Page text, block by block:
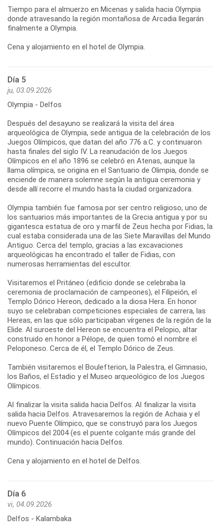
Tiempo para el almuerzo en Micenas y salida hacia Olympia
donde atravesando la región montañosa de Arcadia llegarán
finalmente a Olympia.
Cena y alojamiento en el hotel de Olympia.
Día 5
ju, 03.09.2026
Olympia - Delfos
Después del desayuno se realizará la visita del área
arqueológica de Olympia, sede antigua de la celebración de los
Juegos Olímpicos, que datan del año 776 a.C. y continuaron
hasta finales del siglo IV. La reanudación de los Juegos
Olímpicos en el año 1896 se celebró en Atenas, aunque la
llama olímpica, se origina en el Santuario de Olimpia, donde se
enciende de manera solemne según la antigua ceremonia y
desde allí recorre el mundo hasta la ciudad organizadora.
Olympia también fue famosa por ser centro religioso, uno de
los santuarios más importantes de la Grecia antigua y por su
gigantesca estatua de oro y marfil de Zeus hecha por Fidias, la
cual estaba considerada una de las Siete Maravillas del Mundo
Antiguo. Cerca del templo, gracias a las excavaciones
arqueológicas ha encontrado el taller de Fidias, con
numerosas herramientas del escultor.
Visitaremos el Pritáneo (edificio donde se celebraba la
ceremonia de proclamación de campeones), el Filipeión, el
Templo Dórico Hereon, dedicado a la diosa Hera. En honor
suyo se celebraban competiciones especiales de carrera, las
Hereas, en las que sólo participaban vírgenes de la región de la
Elide. Al suroeste del Hereon se encuentra el Pelopio, altar
construido en honor a Pélope, de quien tomó el nombre el
Peloponeso. Cerca de él, el Templo Dórico de Zeus.
También visitaremos el Boulefterion, la Palestra, el Gimnasio,
los Baños, el Estadio y el Museo arqueológico de los Juegos
Olímpicos.
Al finalizar la visita salida hacia Delfos. Al finalizar la visita
salida hacia Delfos. Atravesaremos la región de Achaia y el
nuevo Puente Olímpico, que se construyó para los Juegos
Olímpicos del 2004 (es el puente colgante más grande del
mundo). Continuación hacia Delfos.
Cena y alojamiento en el hotel de Delfos.
Día 6
vi, 04.09.2026
Delfos - Kalambaka